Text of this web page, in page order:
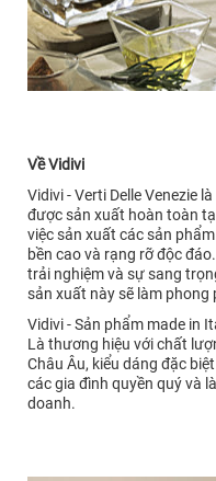
Về Vidivi
Vidivi - Verti Delle Venezie
được sản xuất hoàn toàn
việc sản xuất các sản
bền cao và rạng rỡ độc
trải nghiệm và sự sang
sản xuất này sẽ làm
Vidivi - Sản phẩm made in
Là thương hiệu với chất
Châu Âu, kiểu dáng đặc
các gia đình quyền quý và
doanh.